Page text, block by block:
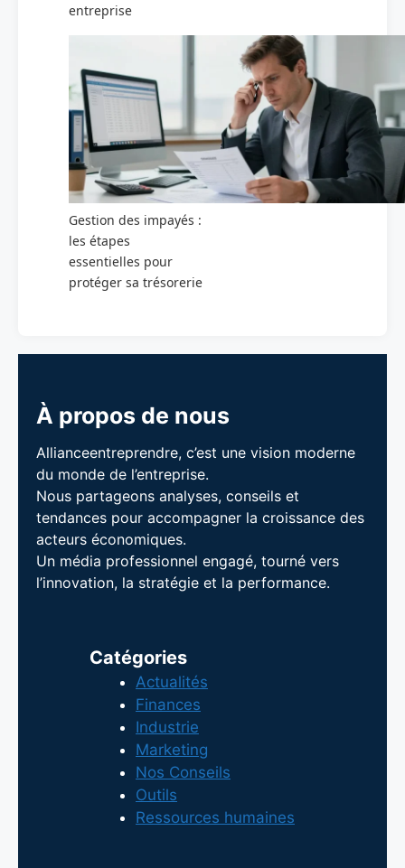
entreprise
Gestion des impayés :
les étapes
essentielles pour
protéger sa trésorerie
À propos de nous
Allianceentreprendre, c’est une vision moderne
du monde de l’entreprise.
Nous partageons analyses, conseils et
tendances pour accompagner la croissance des
acteurs économiques.
Un média professionnel engagé, tourné vers
l’innovation, la stratégie et la performance.
Catégories
Actualités
Finances
Industrie
Marketing
Nos Conseils
Outils
Ressources humaines